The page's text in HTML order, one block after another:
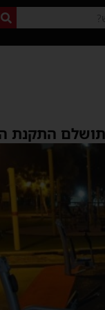
תושלם